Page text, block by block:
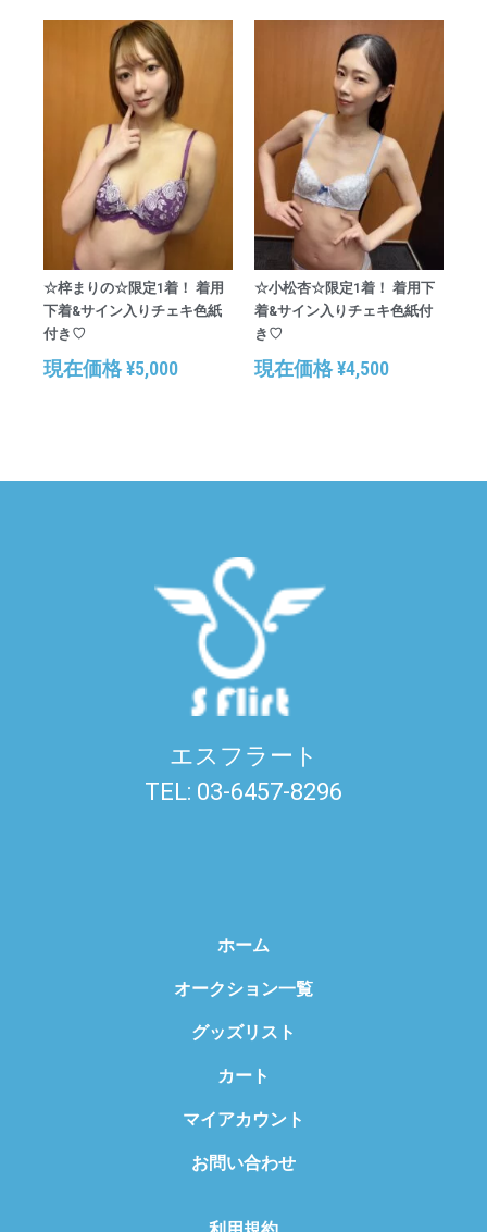
☆梓まりの☆限定1着！ 着用
下着&サイン入りチェキ色紙
付き♡
現在価格¥5,000
☆小松杏☆限定1着！ 着用下
着&サイン入りチェキ色紙付
き♡
現在価格¥4,500
エスフラート
TEL: 03-6457-8296
ホーム
オークション一覧
グッズリスト
カート
マイアカウント
お問い合わせ